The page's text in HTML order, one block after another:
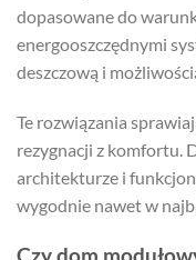
dopasowane do
energooszczędnymi
deszczową i
Te rozwiązania
rezygnacji z komfortu.
architekturze i
wygodnie nawet w